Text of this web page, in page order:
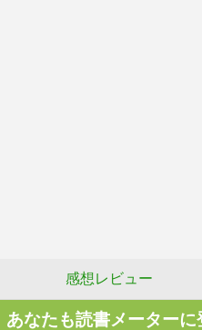
感想レビュー
あなたも読書メーター